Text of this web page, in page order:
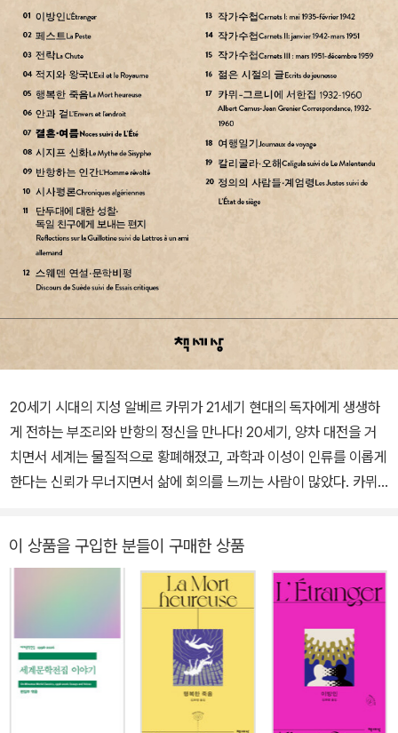
다. <오해>와 <칼리굴라>라는 희곡을 쓰며 희곡 작가로도 활동하여
큰 성공을 거두었고, 1957년에 노벨 문학상을 수상하며 대문호의 반
열에 올랐다. 이후 알제리 독립을 둘러싼 논쟁에 참여하며 활동을 이
어 가지만, 카뮈는 생전 인터뷰에서 “자동차 사고로 죽는 것보다 더
부조리한 죽음은 상상할 수 없다.”라고 했는데, 아이러니하게도, 196
0년 1월 4일 자동차 사고로 생을 마감했다. 이때 사고 차량에 있던 가
방에서 초고 형태로 발견된 《최초의 인간》은 1994년에야 빛을 보게
된다. 이 외에도 《여름》, 《유배지와 왕국》, 《행복한 죽음》, 《정의의
사람들ㆍ계엄령》, 《결혼, 여름》, 《태양의 후예》, 《젊은 시절의 글》,
《스웨덴 연설ㆍ문학 비평》, 《최초의 인간》, 《여행일기》, 《단두대에
대한 성찰ㆍ독일 친구에게 보내는 편지》, 《전락·추방과 왕국》, 《안과
20세기 시대의 지성 알베르 카뮈가 21세기 현대의 독자에게 생생하
게 전하는 부조리와 반항의 정신을 만나다! 20세기, 양차 대전을 거
치면서 세계는 물질적으로 황폐해졌고, 과학과 이성이 인류를 이롭게
한다는 신뢰가 무너지면서 삶에 회의를 느끼는 사람이 많았다. 카뮈
풍족해지고 과학과 이성은 더욱 발전했지만, 물질만능주의와 사회적
갈등이 심화되면서 여전히 삶에 회의를 느끼는 사람이 많다. 그렇기
때문에 20세기 카뮈의 '반항적 낙관론'은 21세기 현대 독자에게 여전
오기까지, 알베르 카뮈의 오감이 생생하게 살아 숨 쉬는 《결혼·여름》
《결혼·여름(Noces suivi de L'Été)》는 1939년에 출간된 《결혼(N
oces)》과 1954년에 출간한 《여름(L'Été)》을 담은 알베르 카뮈의
이 상품을 구입한 분들이 구매한 상품